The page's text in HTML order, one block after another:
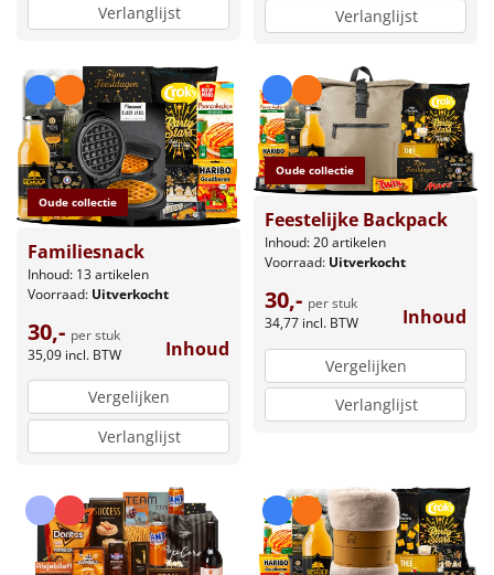
Verlanglijst
Verlanglijst
Oude collectie
Familiesnack
Inhoud: 13 artikelen
Voorraad: Uitverkocht
30,- per stuk
35,09 incl. BTW Inhoud
Vergelijken
Verlanglijst
Oude collectie
Feestelijke Backpack
Inhoud: 20 artikelen
Voorraad: Uitverkocht
30,- per stuk
34,77 incl. BTW Inhoud
Vergelijken
Verlanglijst